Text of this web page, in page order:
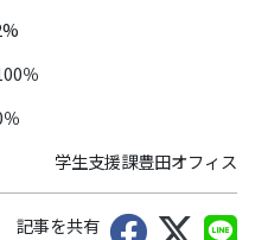
％
学生支援課豊田オフィス
記事を共有